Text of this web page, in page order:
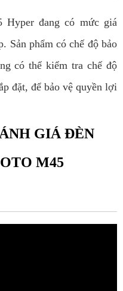
đang có mức giá
Sản phẩm có chế độ bảo
có thể kiểm tra chế độ
đặt, để bảo vệ quyền lợi
GIÁ ĐÈN
M45